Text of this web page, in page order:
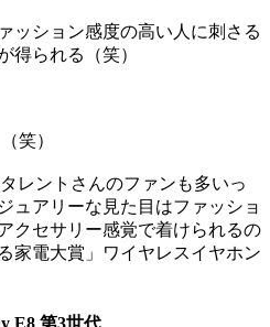
ション感度の高い人に刺さる
得られる（笑）
笑）
レントさんのファンも多いっ
ュアリーな見た目はファッショ
クセサリー感覚で着けられるの
家電大賞」ワイヤレスイヤホン
E8 第3世代